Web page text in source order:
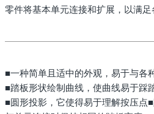
零件将基本单元连接和扩展，以满足
■一种简单且适中的外观，易于与各
■踏板形状绘制曲线，使曲线易于踩
■圆形投影，它使得易于理解按压点